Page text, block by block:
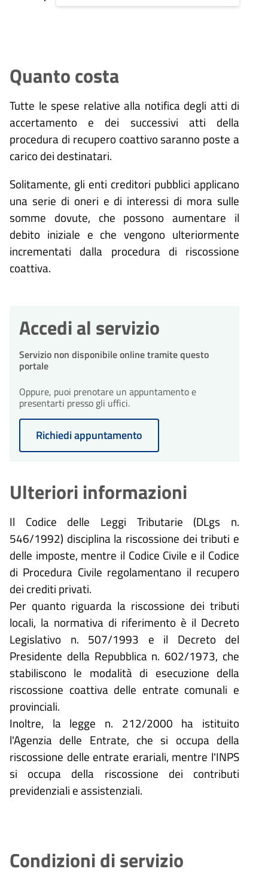
Quanto costa
Tutte le spese relative alla notifica degli atti di
accertamento e dei successivi atti della
procedura di recupero coattivo saranno poste a
carico dei destinatari.
Solitamente, gli enti creditori pubblici applicano
una serie di oneri e di interessi di mora sulle
somme dovute, che possono aumentare il
debito iniziale e che vengono ulteriormente
incrementati dalla procedura di riscossione
coattiva.
Accedi al servizio
Servizio non disponibile online tramite questo
portale
Oppure, puoi prenotare un appuntamento e
presentarti presso gli uffici.
Richiedi appuntamento
Ulteriori informazioni
Il Codice delle Leggi Tributarie (DLgs n.
546/1992) disciplina la riscossione dei tributi e
delle imposte, mentre il Codice Civile e il Codice
di Procedura Civile regolamentano il recupero
dei crediti privati.
Per quanto riguarda la riscossione dei tributi
locali, la normativa di riferimento è il Decreto
Legislativo n. 507/1993 e il Decreto del
Presidente della Repubblica n. 602/1973, che
stabiliscono le modalità di esecuzione della
riscossione coattiva delle entrate comunali e
provinciali.
Inoltre, la legge n. 212/2000 ha istituito
l'Agenzia delle Entrate, che si occupa della
riscossione delle entrate erariali, mentre l'INPS
si occupa della riscossione dei contributi
previdenziali e assistenziali.
Condizioni di servizio